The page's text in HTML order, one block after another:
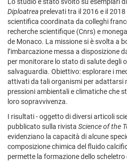
Diploatrea prelevati tra il 2016 e il
scientifica coordinata da colleghi
recherche scientifique (Cnrs) e
de Monaco. La missione si è svolta a
l’imbarcazione messa a disposizione
per monitorare lo stato di salute degli
salvaguardia. Obiettivo: esplorare i
attivati da tali organismi per adattarsi
pressioni ambientali e climatiche che
loro sopravvivenza.
I risultati - oggetto di diversi articoli
pubblicato sulla rivista Science of the
evidenziano la capacità di alcune
composizione chimica del fluido
permette la formazione dello